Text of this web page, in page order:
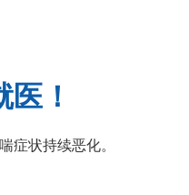
！
状持续恶化。